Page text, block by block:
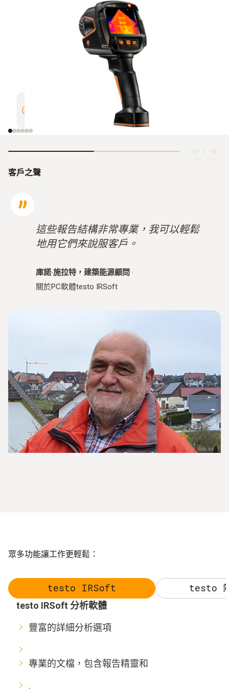
超解析度技術帶來更高影像質量，
客戶之聲
這些報告結構非常專業，我可以輕鬆
地用它們來說服客戶。
庫諾·施拉特，建築能源顧問 ·
關於PC軟體testo IRSoft
眾多功能讓工作更輕鬆：
testo IRSoft testo
testo IRSoft 分析軟體
豐富的詳細分析選項
專業的文檔，包含報告精靈和
.